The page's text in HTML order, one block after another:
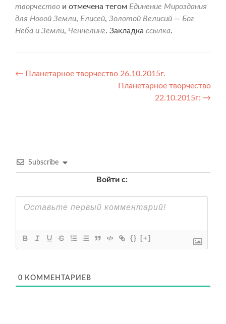
творчество и отмечена тегом Единение Мироздания
для Новой Земли, Елисей, Золотой Велисий — Бог
Неба и Земли, Ченнелинг. Закладка ссылка.
Навигация
← Планетарное творчество 26.10.2015г.
Планетарное творчество
22.10.2015г: →
Subscribe
Войти с:
{} [+]
0 КОММЕНТАРИЕВ